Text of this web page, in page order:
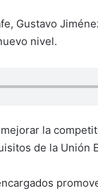
Gustavo
nivel.
la
de la Unión